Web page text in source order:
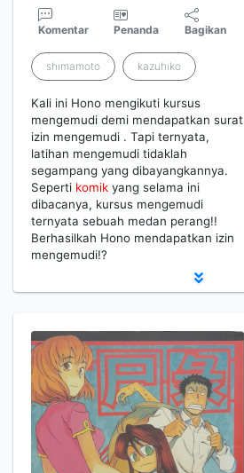
Komentar Penanda Bagikan
shimamoto kazuhiko
Kali ini Hono mengikuti kursus
mengemudi demi mendapatkan surat
izin mengemudi . Tapi ternyata,
latihan mengemudi tidaklah
segampang yang dibayangkannya.
Seperti komik yang selama ini
dibacanya, kursus mengemudi
ternyata sebuah medan perang!!
Berhasilkah Hono mendapatkan izin
mengemudi!?